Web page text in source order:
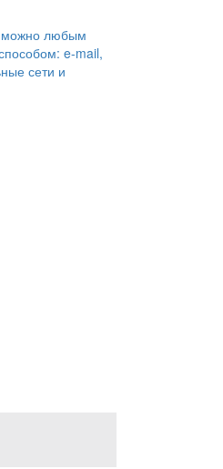
можно любым
e-mail,
сети и